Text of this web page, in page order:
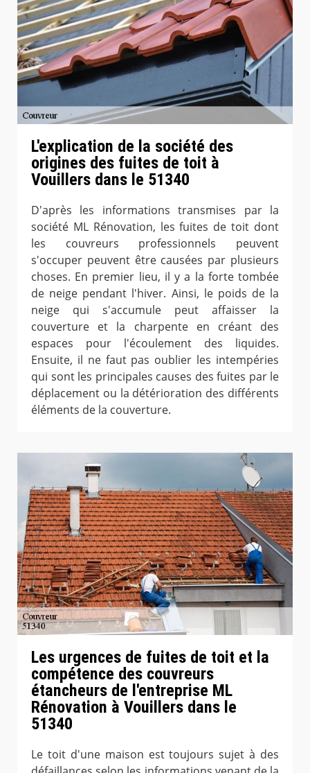
L'explication de la société des
origines des fuites de toit à
Vouillers dans le 51340
D'après les informations transmises par la
société ML Rénovation, les fuites de toit dont
les couvreurs professionnels peuvent
s'occuper peuvent être causées par plusieurs
choses. En premier lieu, il y a la forte tombée
de neige pendant l'hiver. Ainsi, le poids de la
neige qui s'accumule peut affaisser la
couverture et la charpente en créant des
espaces pour l'écoulement des liquides.
Ensuite, il ne faut pas oublier les intempéries
qui sont les principales causes des fuites par le
déplacement ou la détérioration des différents
éléments de la couverture.
Les urgences de fuites de toit et la
compétence des couvreurs
étancheurs de l'entreprise ML
Rénovation à Vouillers dans le
51340
Le toit d'une maison est toujours sujet à des